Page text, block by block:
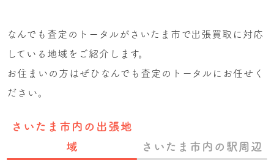
なんでも査定のトータルがさいたま市で出張買取に対応
している地域をご紹介します。
お住まいの方はぜひなんでも査定のトータルにお任せく
ださい。
さいたま市内の出張地
域
さいたま市内の駅周辺